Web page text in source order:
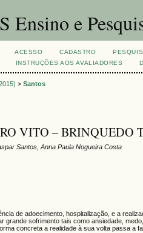
Ensino e
ACESSO CADASTRO
INSTRUÇÕES AOS AVALIADORES
>Santos
VITO – BRINQUEDO
Santos, Anna Paula Nogueira Costa
de adoecimento, hospitalização, e a
grande sofrimento tais como ansiedade,
concreta a realidade à sua volta passa a